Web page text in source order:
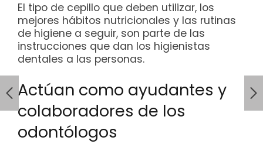
El tipo de cepillo que deben utilizar, los
mejores hábitos nutricionales y las rutinas
de higiene a seguir, son parte de las
instrucciones que dan los higienistas
dentales a las personas.
Actúan como ayudantes y
colaboradores de los
odontólogos